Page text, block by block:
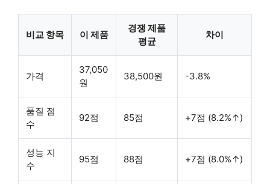
비교 항목 이 제품
경쟁 제품
평균
차이
가격
37,050
원
38,500원 -3.8%
품질 점
수
92점 85점 +7점 (8.2%↑)
성능 지
수
95점 88점 +7점 (8.0%↑)